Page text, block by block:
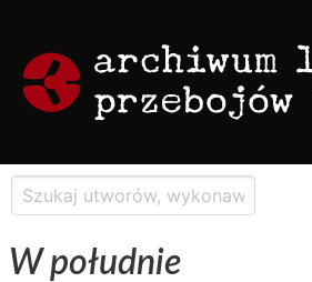
W południe